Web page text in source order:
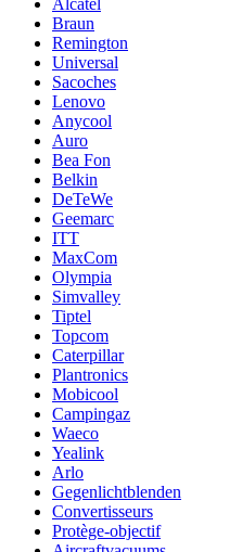
Alcatel
Braun
Remington
Universal
Sacoches
Lenovo
Anycool
Auro
Bea Fon
Belkin
DeTeWe
Geemarc
ITT
MaxCom
Olympia
Simvalley
Tiptel
Topcom
Caterpillar
Plantronics
Mobicool
Campingaz
Waeco
Yealink
Arlo
Gegenlichtblenden
Convertisseurs
Protège-objectif